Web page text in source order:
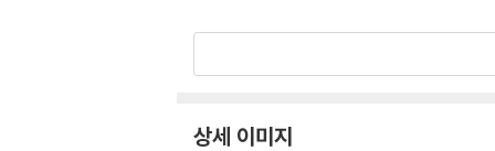
상세 이미지